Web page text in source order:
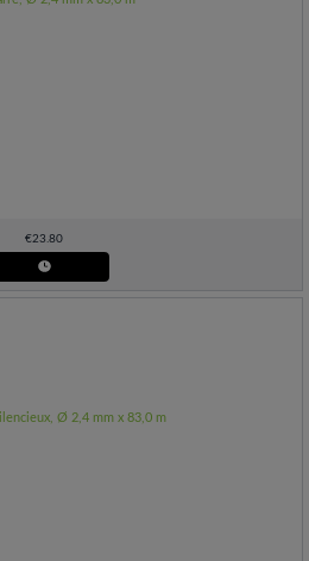
€23.80